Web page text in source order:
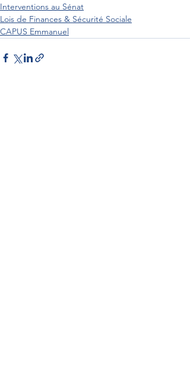
Interventions au Sénat
Lois de Finances & Sécurité Sociale
CAPUS Emmanuel